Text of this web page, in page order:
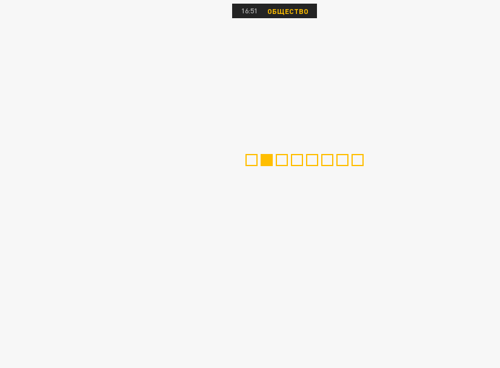
16:51 ОБЩЕСТВО